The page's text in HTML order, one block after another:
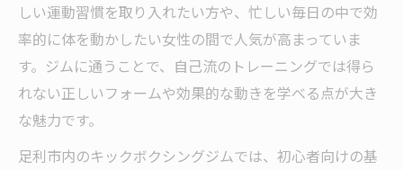
キックボクシングがダイエットに効果的な
理由
脂肪燃焼を促すキックボクシングの運動効
果
女性にうれしいキックボクシングのボディ
メイク効果
しい運動習慣を取り入れたい方や、忙しい毎日の中で効
率的に体を動かしたい女性の間で人気が高まっていま
す。ジムに通うことで、自己流のトレーニングでは得ら
れない正しいフォームや効果的な動きを学べる点が大き
な魅力です。
足利市内のキックボクシングジムでは、初心者向けの基